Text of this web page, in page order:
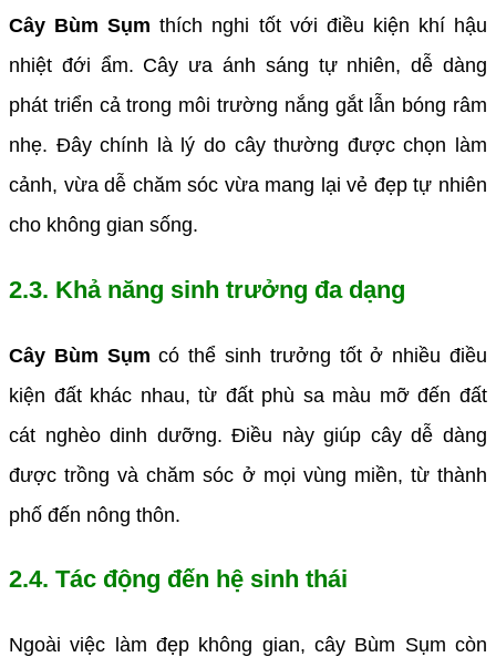
Cây Bùm Sụm thích nghi tốt với điều kiện khí hậu
nhiệt đới ẩm. Cây ưa ánh sáng tự nhiên, dễ dàng
phát triển cả trong môi trường nắng gắt lẫn bóng râm
nhẹ. Đây chính là lý do cây thường được chọn làm
cảnh, vừa dễ chăm sóc vừa mang lại vẻ đẹp tự nhiên
cho không gian sống.
2.3. Khả năng sinh trưởng đa dạng
Cây Bùm Sụmcó thể sinh trưởng tốt ở nhiều điều
kiện đất khác nhau, từ đất phù sa màu mỡ đến đất
cát nghèo dinh dưỡng. Điều này giúp cây dễ dàng
được trồng và chăm sóc ở mọi vùng miền, từ thành
phố đến nông thôn.
2.4. Tác động đến hệ sinh thái
Ngoài việc làm đẹp không gian, cây Bùm Sụm còn